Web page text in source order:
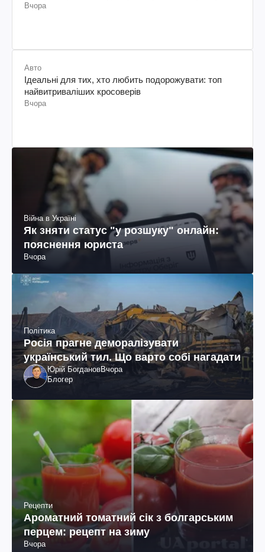
Вчора
Авто
Ідеальні для тих, хто любить подорожувати: топ
найвитриваліших кросоверів
Вчора
Війна в Україні
Як зняти статус "у розшуку" онлайн:
пояснення юриста
Вчора
Політика
Росія прагне деморалізувати
український тил. Що варто собі нагадати
Юрій БогдановВчора
Блогер
Рецепти
Ароматний томатний сік з болгарським
перцем: рецепт на зиму
Вчора